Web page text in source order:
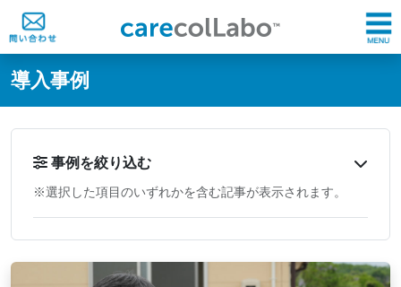
@ -0,0 +1,60 @@
導入事例
事例を絞り込む
※選択した項目のいずれかを含む記事が表示されます。